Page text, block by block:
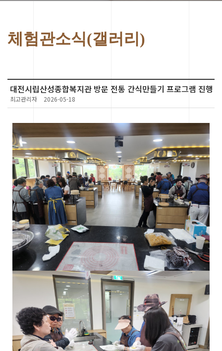
체험관소식(갤러리)
대전시립산성종합복지관 방문 전통 간식만들기 프로그램 진행
최고관리자 2026-05-18